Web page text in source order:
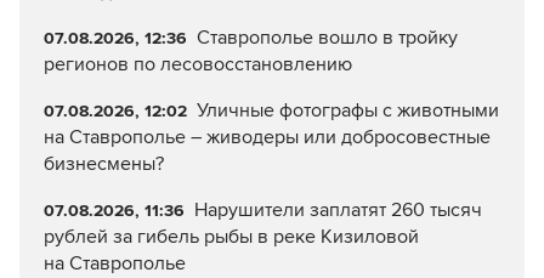
07.08.2026, 12:36 Ставрополье вошло в тройку
регионов по лесовосстановлению
07.08.2026, 12:02 Уличные фотографы с животными
на Ставрополье – живодеры или добросовестные
бизнесмены?
07.08.2026, 11:36 Нарушители заплатят 260 тысяч
рублей за гибель рыбы в реке Кизиловой
на Ставрополье